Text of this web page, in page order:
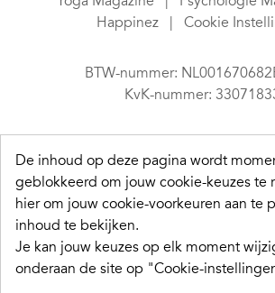
Happinez
Cookie
BTW-nummer:
KvK-nummer:
De inhoud op deze pagina wordt
geblokkeerd om jouw cookie-keuzes te
hier om jouw cookie-voorkeuren aan te
inhoud te bekijken.
Je kan jouw keuzes op elk moment
onderaan de site op "Cookie-